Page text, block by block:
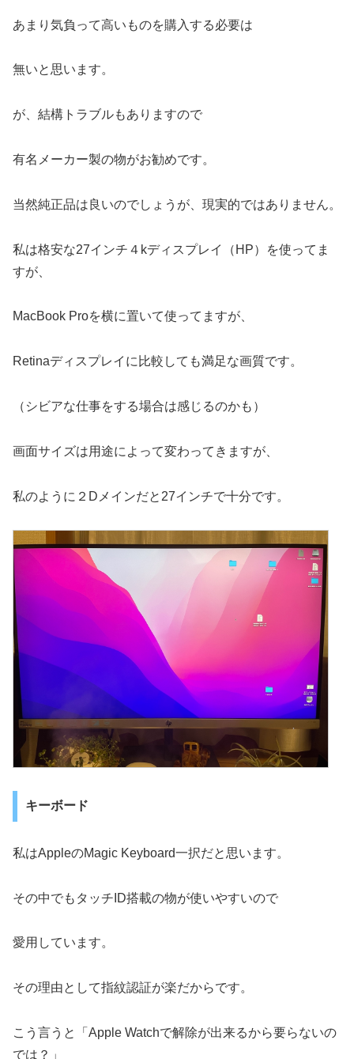
あまり気負って高いものを購入する必要は
無いと思います。
が、結構トラブルもありますので
有名メーカー製の物がお勧めです。
当然純正品は良いのでしょうが、現実的ではありません。
私は格安な27インチ４kディスプレイ（HP）を使ってま
すが、
MacBook Proを横に置いて使ってますが、
Retinaディスプレイに比較しても満足な画質です。
（シビアな仕事をする場合は感じるのかも）
画面サイズは用途によって変わってきますが、
私のように２Dメインだと27インチで十分です。
キーボード
私はAppleのMagic Keyboard一択だと思います。
その中でもタッチID搭載の物が使いやすいので
愛用しています。
その理由として指紋認証が楽だからです。
こう言うと「Apple Watchで解除が出来るから要らないの
では？」